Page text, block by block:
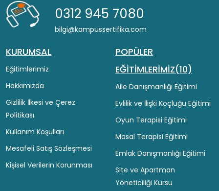
0312 945 7080
bilgi@kampussertifika.com
KURUMSAL
Eğitimlerimiz
Hakkımızda
Gizlilik İlkesi ve Çerez
Politikası
Kullanım Koşulları
Mesafeli Satış Sözleşmesi
Kişisel Verilerin Korunması
POPÜLER
EĞİTİMLERİMİZ(10)
Aile Danışmanlığı Eğitimi
Evlilik ve İlişki Koçluğu Eğitimi
Oyun Terapisi Eğitimi
Masal Terapisi Eğitimi
Emlak Danışmanlığı Eğitimi
Site ve Apartman
Yöneticiliği Kursu